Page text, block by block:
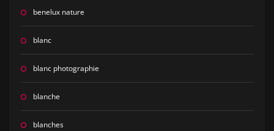
benelux nature
blanc
blanc photographie
blanche
blanches